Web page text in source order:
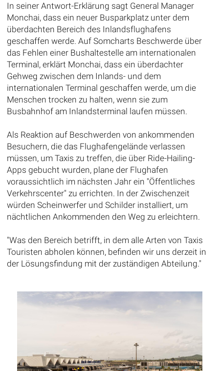
In seiner Antwort-Erklärung sagt General Manager
Monchai, dass ein neuer Busparkplatz unter dem
überdachten Bereich des Inlandsflughafens
geschaffen werde. Auf Somcharts Beschwerde über
das Fehlen einer Bushaltestelle am internationalen
Terminal, erklärt Monchai, dass ein überdachter
Gehweg zwischen dem Inlands- und dem
internationalen Terminal geschaffen werde, um die
Menschen trocken zu halten, wenn sie zum
Busbahnhof am Inlandsterminal laufen müssen.
Als Reaktion auf Beschwerden von ankommenden
Besuchern, die das Flughafengelände verlassen
müssen, um Taxis zu treffen, die über Ride-Hailing-
Apps gebucht wurden, plane der Flughafen
voraussichtlich im nächsten Jahr ein "Öffentliches
Verkehrscenter" zu errichten. In der Zwischenzeit
würden Scheinwerfer und Schilder installiert, um
nächtlichen Ankommenden den Weg zu erleichtern.
"Was den Bereich betrifft, in dem alle Arten von Taxis
Touristen abholen können, befinden wir uns derzeit in
der Lösungsfindung mit der zuständigen Abteilung."